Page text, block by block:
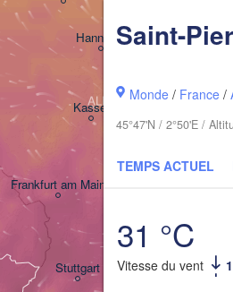
Saint-
Monde / France /
45°47'N / 2°50'E /
TEMPS ACTUEL
31 °C
Vitesse du vent
Frankfurt am Main
Hannover
Nürnberg
KasselALLEMAGNE
Stuttgart
Leipzig